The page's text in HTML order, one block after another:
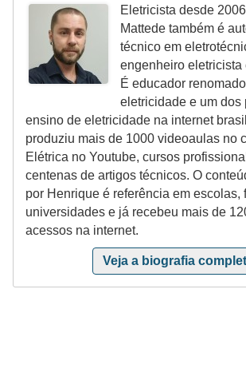
Eletricista desde
Mattede também é
técnico em
engenheiro eletricista
É educador
eletricidade e um dos
ensino de eletricidade na internet
produziu mais de 1000 videoaulas no
Elétrica no Youtube, cursos
centenas de artigos técnicos. O
por Henrique é referência em escolas,
universidades e já recebeu mais de
acessos na internet.
Veja a biografia
q
m
s
e
l
é
t
c